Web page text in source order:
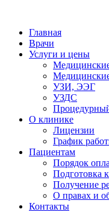
Главная
Врачи
Услуги и цены
УЗИ, ЭЭГ
УЗДС
О клинике
Лицензии
График
Пациентам
Порядок
Подготовка
Получение
О правах и
Контакты